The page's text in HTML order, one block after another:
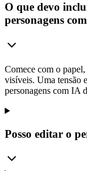
O que devo
personagens
Comece com o
visíveis. Uma tensão
personagens com IA
Posso editar o